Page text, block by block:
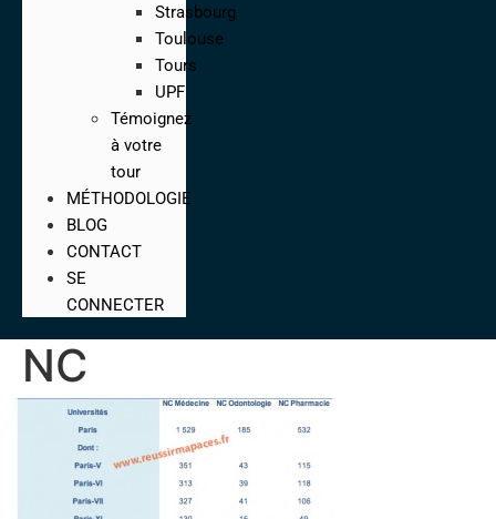
Strasbourg
Toulouse
Tours
UPF
Témoignez
à votre
tour
MÉTHODOLOGIE
BLOG
CONTACT
SE
CONNECTER
NC